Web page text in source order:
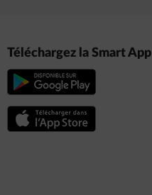
Téléchargez la Smart App